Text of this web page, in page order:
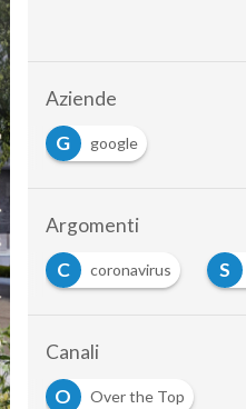
Aziende
G
google
Argomenti
C
coronavirus S
Canali
O
Over the Top